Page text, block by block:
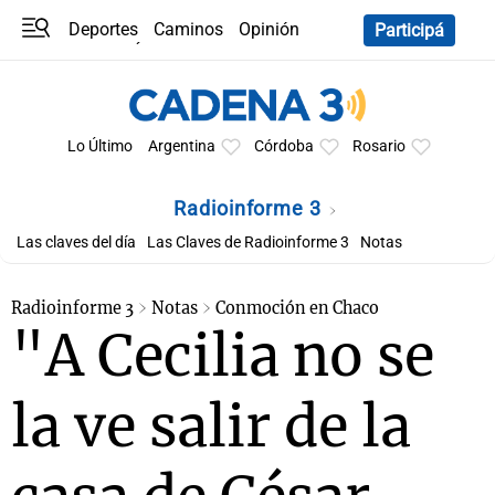
Deportes Caminos
Opinión
Participá
Lo Último Argentina Córdoba Rosario
Radioinforme 3
Las claves del día Las Claves de Radioinforme 3 Notas
Radioinforme 3 Notas Conmoción en Chaco
"A Cecilia no se
la ve salir de la